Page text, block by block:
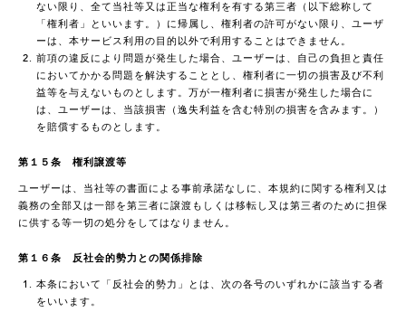
ない限り、全て当社等又は正当な権利を有する第三者（以下総称して
「権利者」といいます。）に帰属し、権利者の許可がない限り、ユーザ
ーは、本サービス利用の目的以外で利用することはできません。
前項の違反により問題が発生した場合、ユーザーは、自己の負担と責任
においてかかる問題を解決することとし、権利者に一切の損害及び不利
益等を与えないものとします。万が一権利者に損害が発生した場合に
は、ユーザーは、当該損害（逸失利益を含む特別の損害を含みます。）
を賠償するものとします。
第１５条 権利譲渡等
ユーザーは、当社等の書面による事前承諾なしに、本規約に関する権利又は
義務の全部又は一部を第三者に譲渡もしくは移転し又は第三者のために担保
に供する等一切の処分をしてはなりません。
第１６条 反社会的勢力との関係排除
本条において「反社会的勢力」とは、次の各号のいずれかに該当する者
をいいます。